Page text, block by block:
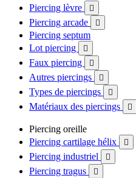
Piercing lèvre 
Piercing arcade 
Piercing septum
Lot piercing

Faux piercing 
Autres piercings 
Types de piercings 
Matériaux des piercings 
Piercing oreille
Piercing cartilage hélix

Piercing industriel 
Piercing tragus 